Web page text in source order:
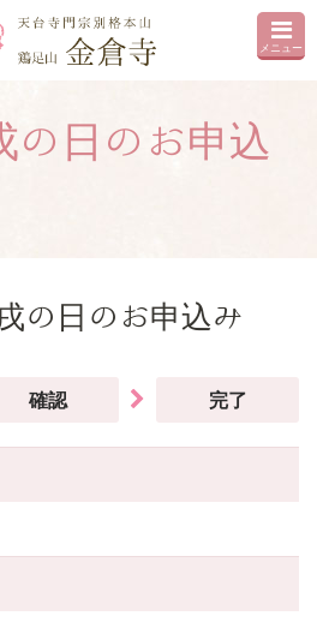
メニュー
の日のお申込
の日のお申込み
確認 完了